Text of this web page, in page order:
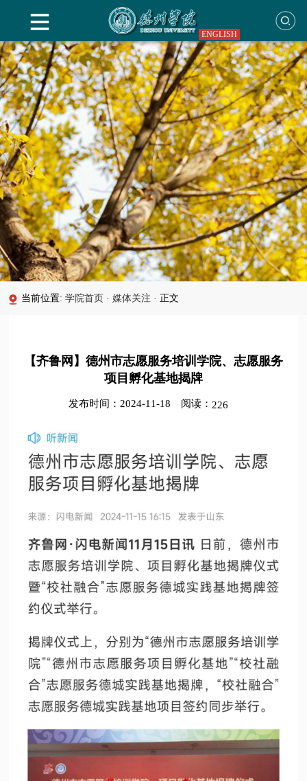
ENGLISH
当前位置:学院首页 · 媒体关注 · 正文
【齐鲁网】德州市志愿服务培训学院、志愿服务
项目孵化基地揭牌
发布时间：2024-11-18 阅读： 226